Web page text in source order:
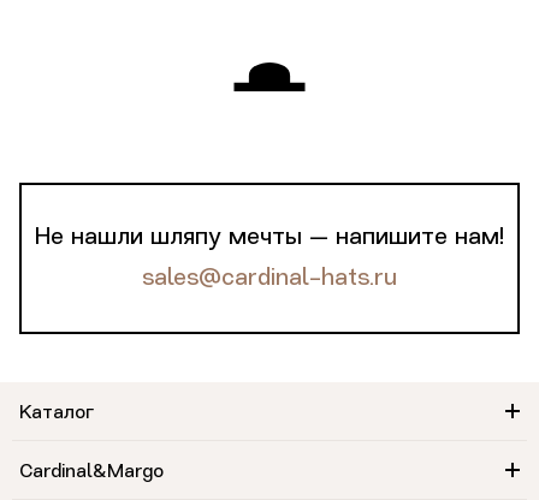
Не нашли шляпу мечты — напишите нам!
sales@cardinal-hats.ru
Каталог
Cardinal&Margo